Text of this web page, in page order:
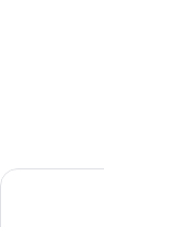
Wollongbar Motel